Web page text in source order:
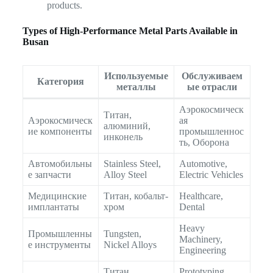
products.
Types of High-Performance Metal Parts Available in
Busan
Категория
Используемые
металлы
Обслуживаем
ые отрасли
Аэрокосмическ
ие компоненты
Титан,
алюминий,
инконель
Аэрокосмическ
ая
промышленнос
ть, Оборона
Автомобильны
е запчасти
Stainless Steel,
Alloy Steel
Automotive,
Electric Vehicles
Медицинские
имплантаты
Титан, кобальт-
хром
Healthcare,
Dental
Промышленны
е инструменты
Tungsten,
Nickel Alloys
Heavy
Machinery,
Engineering